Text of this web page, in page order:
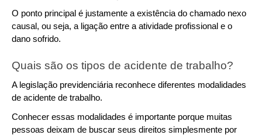
O ponto principal é justamente a existência do chamado nexo
causal, ou seja, a ligação entre a atividade profissional e o
dano sofrido.
Quais são os tipos de acidente de trabalho?
A legislação previdenciária reconhece diferentes modalidades
de acidente de trabalho.
Conhecer essas modalidades é importante porque muitas
pessoas deixam de buscar seus direitos simplesmente por